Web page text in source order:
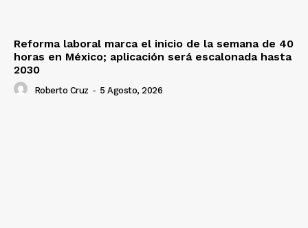
Reforma laboral marca el inicio de la semana de 40
horas en México; aplicación será escalonada hasta
2030
Roberto Cruz - 5 Agosto, 2026